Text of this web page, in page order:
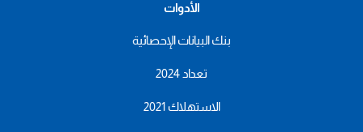
الأدوات
بنك البيانات الإحصائية
تعداد 2024
الاستهلاك 2021